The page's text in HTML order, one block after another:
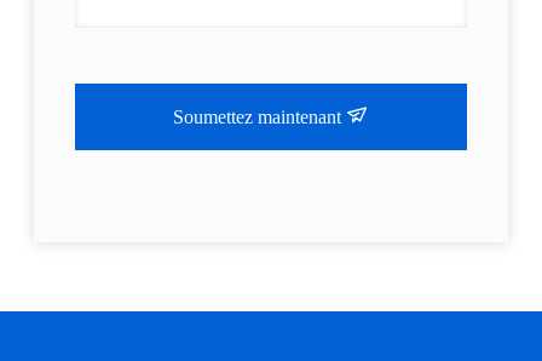
Soumettez maintenant